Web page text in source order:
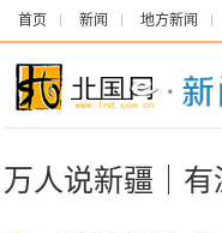
首页 新闻 地方新闻
万人说新疆｜